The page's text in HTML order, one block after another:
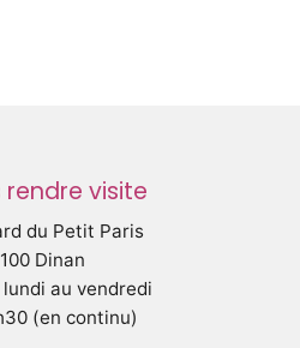
rendre visite
du Petit Paris
Dinan
au vendredi
(en continu)